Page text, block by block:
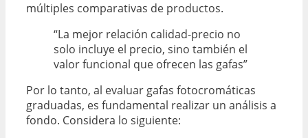
múltiples comparativas de productos.
“La mejor relación calidad-precio no
solo incluye el precio, sino también el
valor funcional que ofrecen las gafas”
Por lo tanto, al evaluar gafas fotocromáticas
graduadas, es fundamental realizar un análisis a
fondo. Considera lo siguiente: